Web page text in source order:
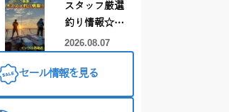
ーダー偏光グ
ラス受注会～
スタッフ厳選
釣り情報☆彡
連休は何釣り
♪【イシグロ
2026.08.07
セール情報を見る